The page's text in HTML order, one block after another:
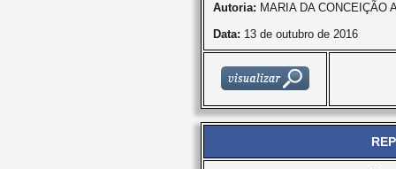
Autoria: MARIA DA CONCEIÇÃO
Data: 13 de outubro de 2016